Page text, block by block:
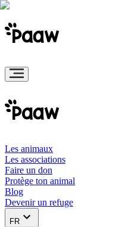
Les animaux
Les associations
Faire un don
Protège ton animal
Blog
Devenir un refuge
FR